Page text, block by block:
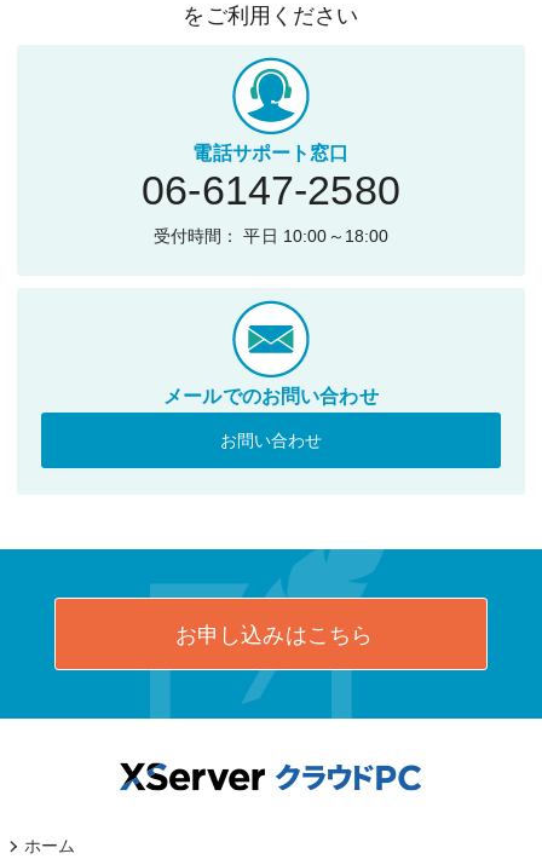
をご利用ください
電話サポート窓口
06-6147-2580
受付時間： 平日 10:00～18:00
メールでのお問い合わせ
お問い合わせ
お申し込みはこちら
ホーム